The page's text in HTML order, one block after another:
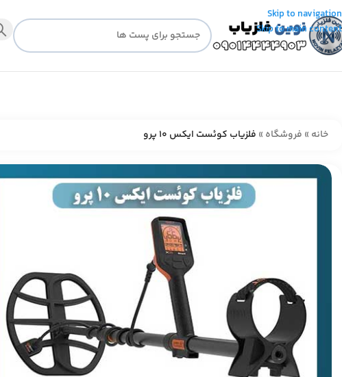
Skip to navigation
Skip to main content
خانه » فروشگاه » فلزیاب کوئست ایکس 10 پرو